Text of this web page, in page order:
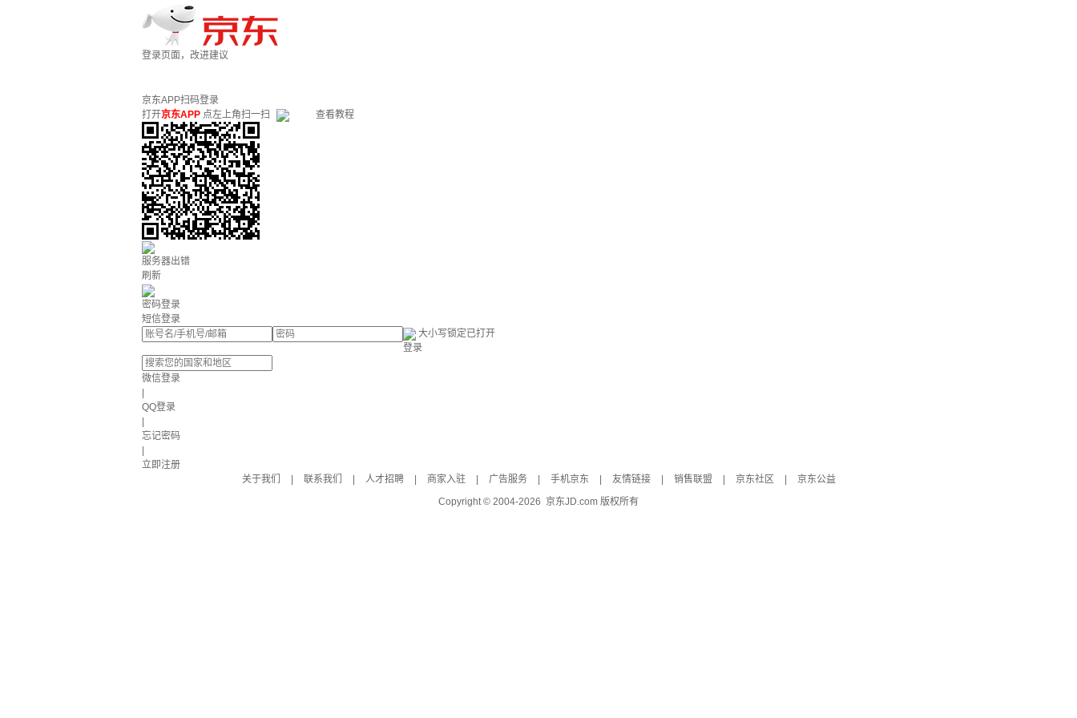
登录页面，改进建议
京东APP扫码登录
打开京东APP 点左上角扫一扫 查看教程
服务器出错
刷新
密码登录
短信登录
大小写锁定已打开
登录
微信登录
QQ登录
忘记密码
立即注册
关于我们
联系我们 人才招聘 商家入驻 广告服务 手机京东 友情链接 销售联盟 京东社区
京东公益
Copyright © 2004-2026 京东JD.com 版权所有